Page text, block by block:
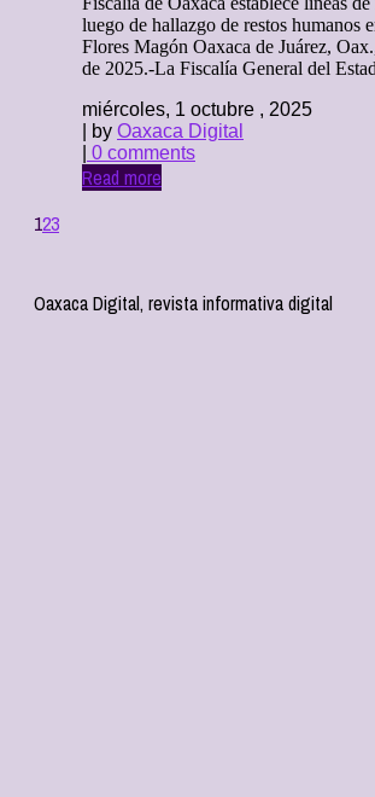
luego de hallazgo de restos humanos
Flores Magón Oaxaca de Juárez,
de 2025.-La Fiscalía General del
miércoles, 1 octubre , 2025
| by Oaxaca Digital
0 comments
Read more
123
Oaxaca Digital, revista informativa digital